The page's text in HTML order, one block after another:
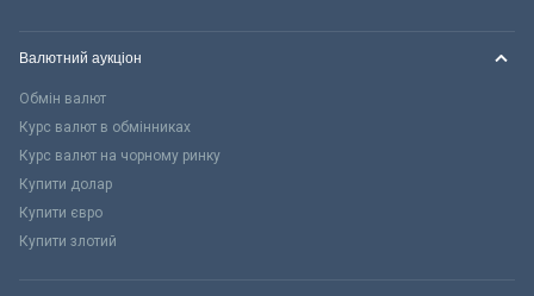
Валютний аукціон
Обмін валют
Курс валют в обмінниках
Курс валют на чорному ринку
Купити долар
Купити євро
Купити злотий